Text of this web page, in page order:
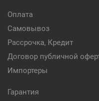
Оплата
Самовывоз
Рассрочка, Кредит
Договор публичной
Импортеры
Гарантия